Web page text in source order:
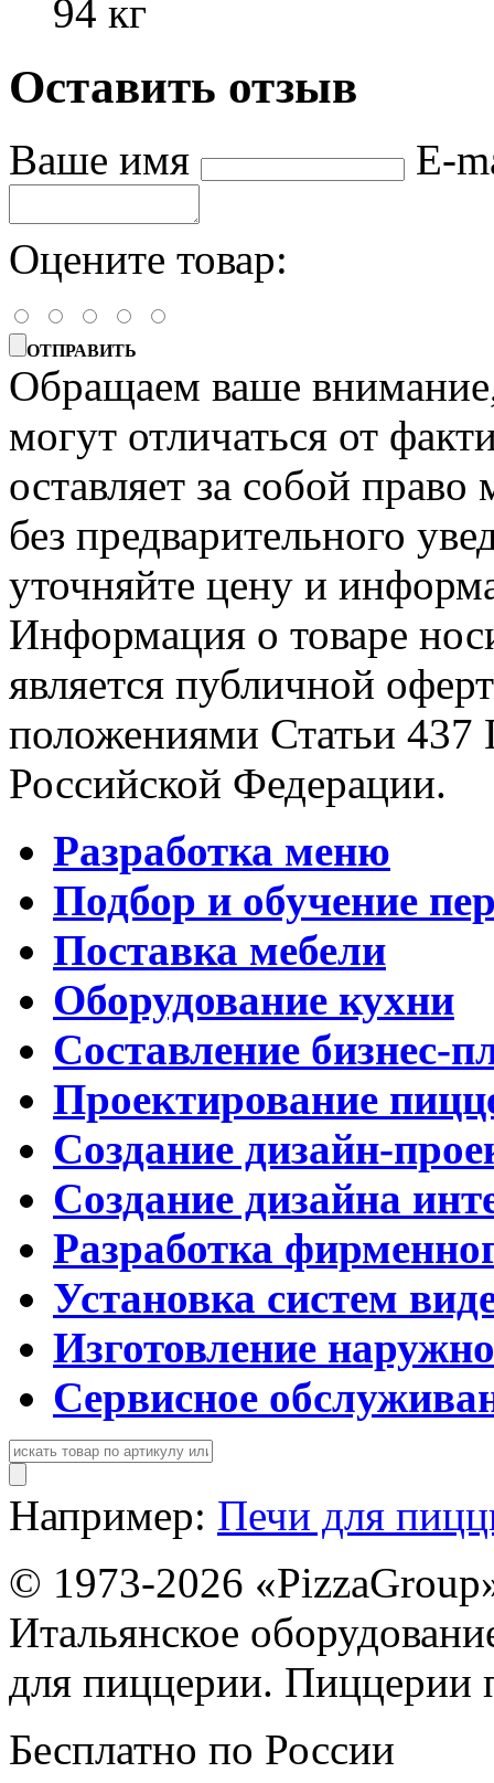
94 кг
Оставить отзыв
Ваше имя E-
Оцените товар:
ОТПРАВИТЬ
Обращаем ваше
могут отличаться от
оставляет за собой право
без предварительного
уточняйте цену и
Информация о товаре
является публичной
положениями Статьи 437
Российской Федерации.
Разработка меню
Подбор и обучение
Поставка мебели
Оборудование кухни
Составление бизнес-
Проектирование
Создание дизайн-
Создание дизайна
Разработка
Установка систем
Изготовление
Сервисное
Например: Печи для
© 1973-2026
Итальянское
для пиццерии. Пиццерии
Бесплатно по России